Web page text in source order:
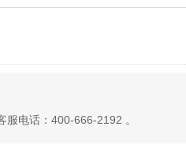
电话：400-666-2192 。